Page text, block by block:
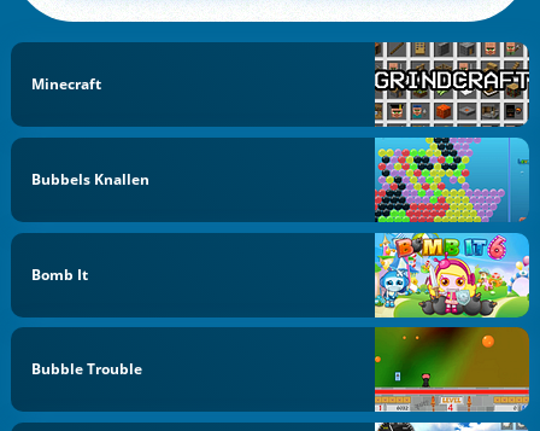
Minecraft
Bubbels Knallen
Bomb It
Bubble Trouble